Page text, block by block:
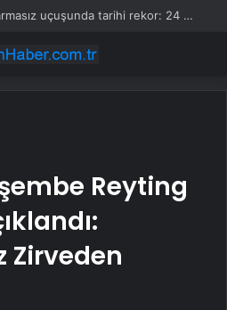
Dünyanın en uzun aktarmasız uçuşunda tarihi rekor: 24 saatten fazla havada kaldılar
Reyting
Zirveden